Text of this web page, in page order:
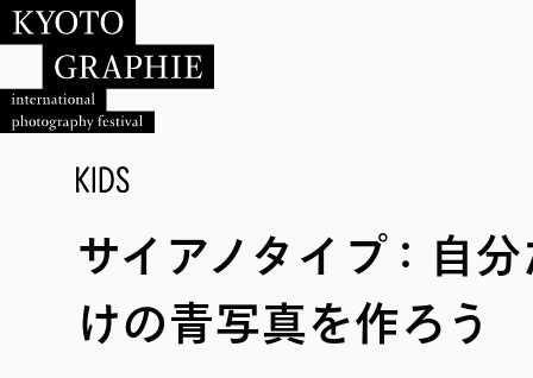
サイアノタイプ：自
けの青写真を作ろう